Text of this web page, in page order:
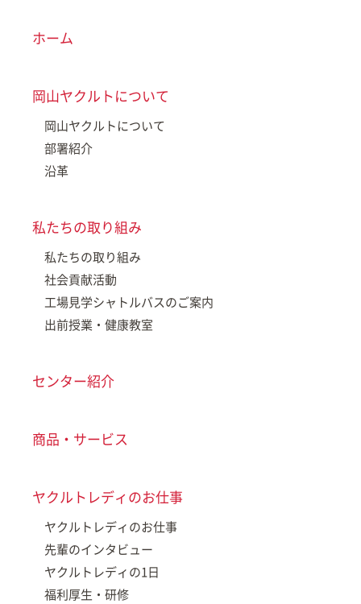
ホーム
岡山ヤクルトについて
岡山ヤクルトについて
部署紹介
沿革
私たちの取り組み
私たちの取り組み
社会貢献活動
工場見学シャトルバスのご案内
出前授業・健康教室
センター紹介
商品・サービス
ヤクルトレディのお仕事
ヤクルトレディのお仕事
先輩のインタビュー
ヤクルトレディの1日
福利厚生・研修